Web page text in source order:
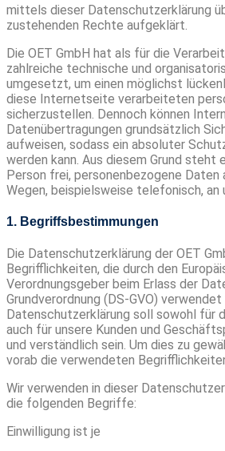
mittels dieser Datenschutzerklärung
zustehenden Rechte aufgeklärt.
Die OET GmbH hat als für die
zahlreiche technische und
umgesetzt, um einen möglichst
diese Internetseite verarbeiteten
sicherzustellen. Dennoch können
Datenübertragungen grundsätzlich
aufweisen, sodass ein absoluter
werden kann. Aus diesem Grund
Person frei, personenbezogene Daten
Wegen, beispielsweise telefonisch, an
1. Begriffsbestimmungen
Die Datenschutzerklärung der OET
Begrifflichkeiten, die durch den
Verordnungsgeber beim Erlass der
Grundverordnung (DS-GVO) verwendet
Datenschutzerklärung soll sowohl für
auch für unsere Kunden und
und verständlich sein. Um dies zu
vorab die verwendeten
Wir verwenden in dieser
die folgenden Begriffe:
Einwilligung ist je